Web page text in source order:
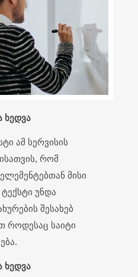
ხედვა
ამ სერვისის
რომ
მისი
უნდა
შესახებ
როდესაც საიტი
ხედვა